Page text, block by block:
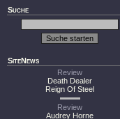
Suche
SiteNews
Review
Death Dealer
Reign Of Steel
Review
Audrey Horne